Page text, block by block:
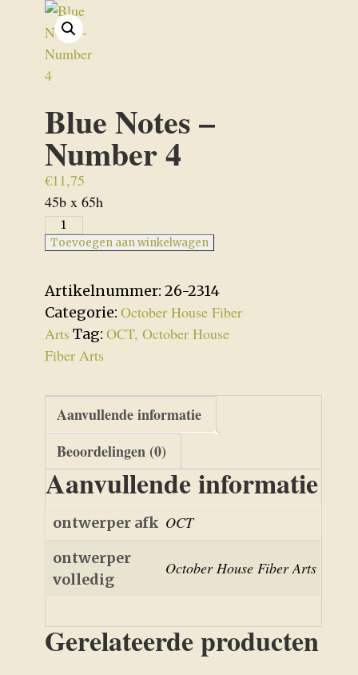
Blue Notes –
Number 4
€11,75
45b x 65h
Blue
Notes
Number
4
aantal
Toevoegen aan winkelwagen
Artikelnummer: 26-2314
Categorie: October House Fiber
Arts Tag: OCT, October House
Fiber Arts
Aanvullende informatie
Beoordelingen (0)
Aanvullende informatie
ontwerper afk OCT
ontwerper
volledig
October House Fiber Arts
Gerelateerde producten